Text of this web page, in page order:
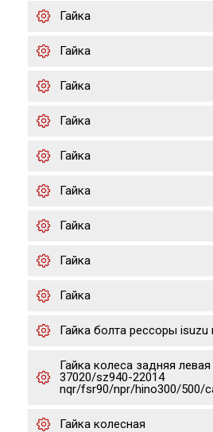
Гайка
Гайка
Гайка
Гайка
Гайка
Гайка
Гайка
Гайка
Гайка
Гайка болта рессоры
Гайка колеса задняя
37020/sz940-22014
nqr/fsr90/npr/hino300/500/
Гайка колесная